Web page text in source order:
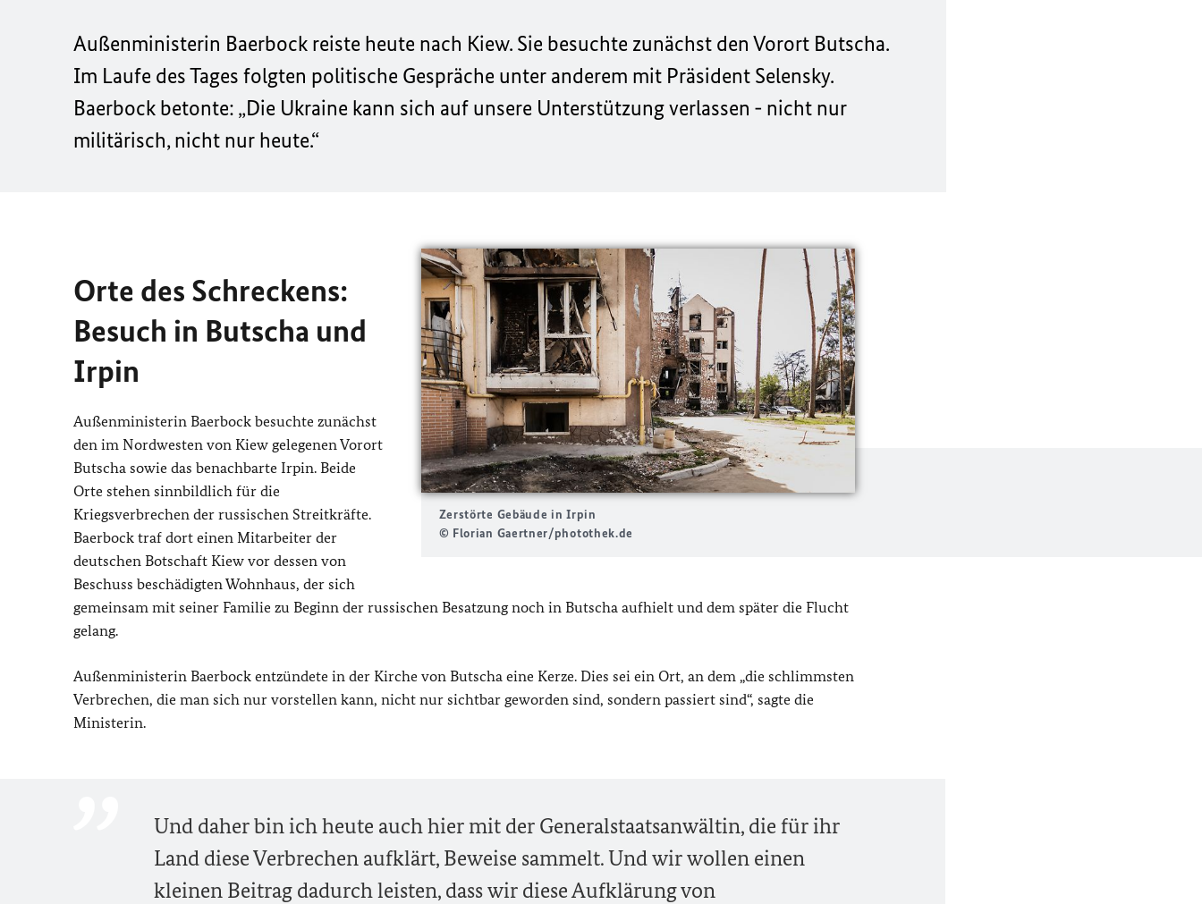
Außenministerin Baerbock reiste heute nach Kiew. Sie besuchte zunächst den Vorort Butscha.
Im Laufe des Tages folgten politische Gespräche unter anderem mit Präsident Selensky.
Baerbock betonte: „Die Ukraine kann sich auf unsere Unterstützung verlassen - nicht nur
militärisch, nicht nur heute.“
Zerstörte Gebäude in Irpin
© Florian Gaertner/photothek.de
Orte des Schreckens:
Besuch in Butscha und
Irpin
Außenministerin Baerbock besuchte zunächst
den im Nordwesten von Kiew gelegenen Vorort
Butscha sowie das benachbarte Irpin. Beide
Orte stehen sinnbildlich für die
Kriegsverbrechen der russischen Streitkräfte.
Baerbock traf dort einen Mitarbeiter der
deutschen Botschaft Kiew vor dessen von
Beschuss beschädigten Wohnhaus, der sich
gemeinsam mit seiner Familie zu Beginn der russischen Besatzung noch in Butscha aufhielt und dem später die Flucht
gelang.
Außenministerin Baerbock entzündete in der Kirche von Butscha eine Kerze. Dies sei ein Ort, an dem „die schlimmsten
Verbrechen, die man sich nur vorstellen kann, nicht nur sichtbar geworden sind, sondern passiert sind“, sagte die
Ministerin.
Und daher bin ich heute auch hier mit der Generalstaatsanwältin, die für ihr
Land diese Verbrechen aufklärt, Beweise sammelt. Und wir wollen einen
kleinen Beitrag dadurch leisten, dass wir diese Aufklärung von